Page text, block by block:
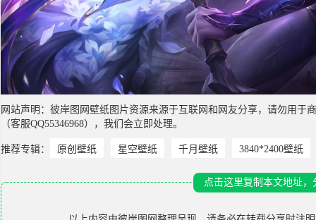
网站声明：彼岸图网壁纸图片资源来源于互联网和网友分享，请勿用
（客服QQ55346968），我们会立即处理。
推荐专辑： 原创壁纸 星空壁纸 千月壁纸 3840*2400壁纸
点击这里复制本文地址